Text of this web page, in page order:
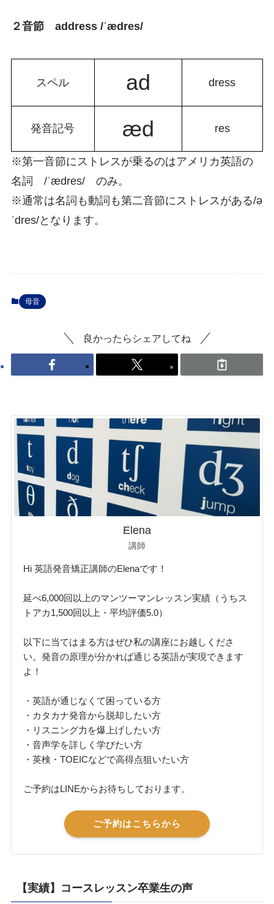
２音節 address /ˈædres/
スペル ad dress
発音記号 æd res
※第一音節にストレスが乗るのはアメリカ英語の
名詞 /ˈædres/ のみ。
※通常は名詞も動詞も第二音節にストレスがある/ə
ˈdres/となります。
母音
良かったらシェアしてね
Elena
講師
Hi 英語発音矯正講師のElenaです！
延べ6,000回以上のマンツーマンレッスン実績（うちス
トアカ1,500回以上・平均評価5.0）
以下に当てはまる方はぜひ私の講座にお越しくださ
い。発音の原理が分かれば通じる英語が実現できます
よ！
・英語が通じなくて困っている方
・カタカナ発音から脱却したい方
・リスニング力を爆上げしたい方
・音声学を詳しく学びたい方
・英検・TOEICなどで高得点狙いたい方
ご予約はLINEからお待ちしております。
ご予約はこちらから
【実績】コースレッスン卒業生の声